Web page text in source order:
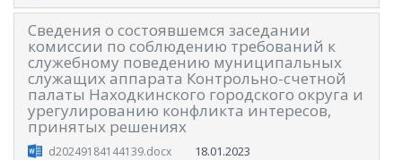
Сведения о состоявшемся заседании
комиссии по соблюдению требований к
служебному поведению муниципальных
служащих аппарата Контрольно-счетной
палаты Находкинского городского округа и
урегулированию конфликта интересов,
принятых решениях
d20249184144139.docx 18.01.2023